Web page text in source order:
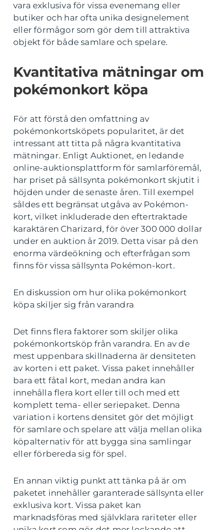
vara exklusiva för vissa evenemang eller
butiker och har ofta unika designelement
eller förmågor som gör dem till attraktiva
objekt för både samlare och spelare.
Kvantitativa mätningar om
pokémonkort köpa
För att förstå den omfattning av
pokémonkortsköpets popularitet, är det
intressant att titta på några kvantitativa
mätningar. Enligt Auktionet, en ledande
online-auktionsplattform för samlarföremål,
har priset på sällsynta pokémonkort skjutit i
höjden under de senaste åren. Till exempel
såldes ett begränsat utgåva av Pokémon-
kort, vilket inkluderade den eftertraktade
karaktären Charizard, för över 300 000 dollar
under en auktion år 2019. Detta visar på den
enorma värdeökning och efterfrågan som
finns för vissa sällsynta Pokémon-kort.
En diskussion om hur olika pokémonkort
köpa skiljer sig från varandra
Det finns flera faktorer som skiljer olika
pokémonkortsköp från varandra. En av de
mest uppenbara skillnaderna är densiteten
av korten i ett paket. Vissa paket innehåller
bara ett fåtal kort, medan andra kan
innehålla flera kort eller till och med ett
komplett tema- eller seriepaket. Denna
variation i kortens densitet gör det möjligt
för samlare och spelare att välja mellan olika
köpalternativ för att bygga sina samlingar
eller förbereda sig för spel.
En annan viktig punkt att tänka på är om
paketet innehåller garanterade sällsynta eller
exklusiva kort. Vissa paket kan
marknadsföras med självklara rariteter eller